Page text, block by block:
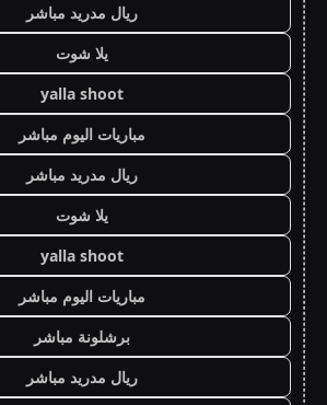
ريال مدريد مباشر
يلا شوت
yalla shoot
مباريات اليوم مباشر
ريال مدريد مباشر
يلا شوت
yalla shoot
مباريات اليوم مباشر
برشلونة مباشر
ريال مدريد مباشر